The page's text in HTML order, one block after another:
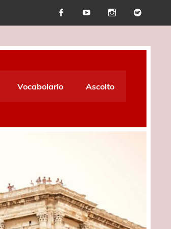
Vocabolario Ascolto